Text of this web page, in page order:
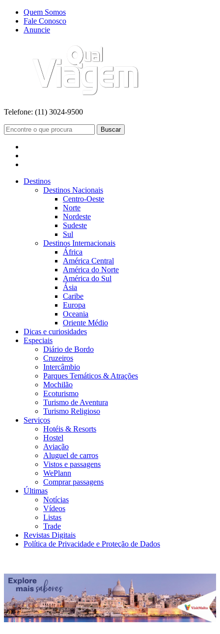
Quem Somos
Fale Conosco
Anuncie
Telefone: (11) 3024-9500
Buscar
Destinos
Destinos Nacionais
Centro-Oeste
Norte
Nordeste
Sudeste
Sul
Destinos Internacionais
África
América Central
América do Norte
América do Sul
Ásia
Caribe
Europa
Oceania
Oriente Médio
Dicas e curiosidades
Especiais
Diário de Bordo
Cruzeiros
Intercâmbio
Parques Temáticos & Atrações
Mochilão
Ecoturismo
Turismo de Aventura
Turismo Religioso
Serviços
Hotéis & Resorts
Hostel
Aviação
Aluguel de carros
Vistos e passagens
WePlann
Comprar passagens
Últimas
Notícias
Vídeos
Listas
Trade
Revistas Digitais
Política de Privacidade e Proteção de Dados